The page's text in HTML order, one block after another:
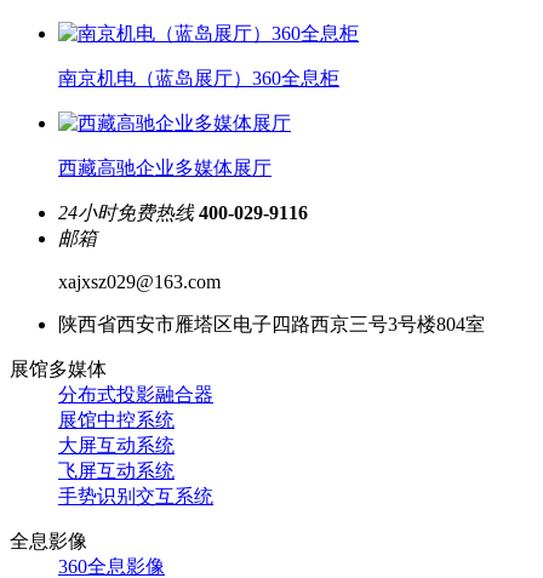
南京机电（蓝岛展厅）360全息柜
西藏高驰企业多媒体展厅
24小时免费热线 400-029-9116
邮箱
xajxsz029@163.com
陕西省西安市雁塔区电子四路西京三号3号楼804室
展馆多媒体
分布式投影融合器
展馆中控系统
大屏互动系统
飞屏互动系统
手势识别交互系统
全息影像
360全息影像